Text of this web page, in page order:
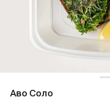
Аво Соло